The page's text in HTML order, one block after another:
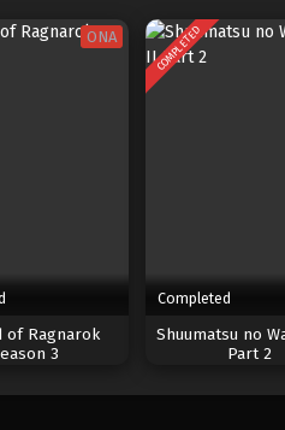
Maret 9, 2025
ONA
of Ragnarok
3
COMPLETED
Completed
Shuumatsu no
Part 2